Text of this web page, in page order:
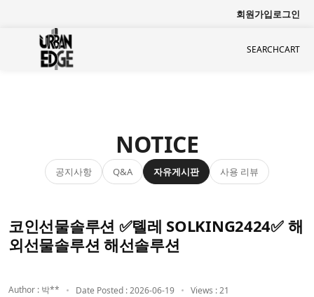
회원가입로그인
SEARCHCART
NOTICE
공지사항 Q&A 자유게시판 사용 리뷰
코인선물솔루션 ✅톌레 SOLKING2424✅ 해
외선물솔루션 해선솔루션
Author : 박** Date Posted : 2026-06-19 Views : 21